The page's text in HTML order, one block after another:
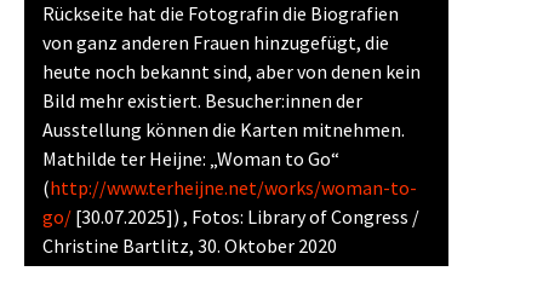
Rückseite hat die Fotografin die Biografien
von ganz anderen Frauen hinzugefügt, die
heute noch bekannt sind, aber von denen kein
Bild mehr existiert. Besucher:innen der
Ausstellung können die Karten mitnehmen.
Mathilde ter Heijne: „Woman to Go“
(http://www.terheijne.net/works/woman-to-
go/ [30.07.2025]) , Fotos: Library of Congress /
Christine Bartlitz, 30. Oktober 2020